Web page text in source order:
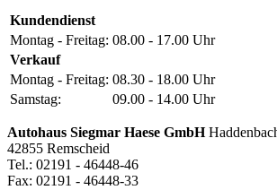
Kundendienst
Montag - Freitag: 08.00 - 17.00 Uhr
Verkauf
Montag - Freitag: 08.30 - 18.00 Uhr
Samstag:
09.00 - 14.00 Uhr
Autohaus Siegmar Haese GmbH
42855 Remscheid
Tel.: 02191 - 46448-46
Fax: 02191 - 46448-33